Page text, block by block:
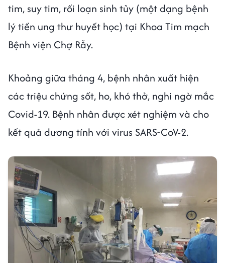
tim, suy tim, rối loạn sinh tủy (một dạng bệnh
lý tiền ung thư huyết học) tại Khoa Tim mạch
Bệnh viện Chợ Rẫy.
Khoảng giữa tháng 4, bệnh nhân xuất hiện
các triệu chứng sốt, ho, khó thở, nghi ngờ mắc
Covid-19. Bệnh nhân được xét nghiệm và cho
kết quả dương tính với virus SARS-CoV-2.